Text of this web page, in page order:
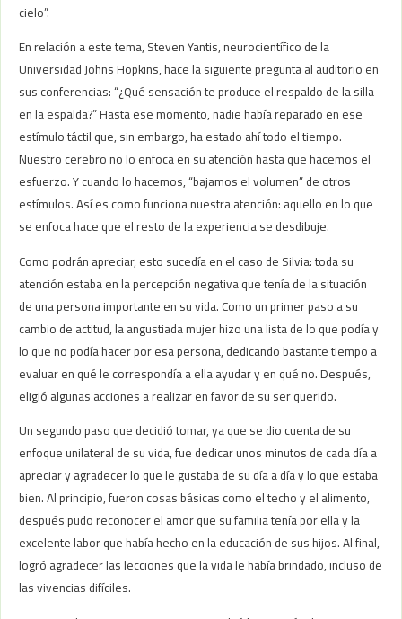
cielo”.
En relación a este tema, Steven Yantis, neurocientífico de la
Universidad Johns Hopkins, hace la siguiente pregunta al auditorio en
sus conferencias: “¿Qué sensación te produce el respaldo de la silla
en la espalda?” Hasta ese momento, nadie había reparado en ese
estímulo táctil que, sin embargo, ha estado ahí todo el tiempo.
Nuestro cerebro no lo enfoca en su atención hasta que hacemos el
esfuerzo. Y cuando lo hacemos, “bajamos el volumen” de otros
estímulos. Así es como funciona nuestra atención: aquello en lo que
se enfoca hace que el resto de la experiencia se desdibuje.
Como podrán apreciar, esto sucedía en el caso de Silvia: toda su
atención estaba en la percepción negativa que tenía de la situación
de una persona importante en su vida. Como un primer paso a su
cambio de actitud, la angustiada mujer hizo una lista de lo que podía y
lo que no podía hacer por esa persona, dedicando bastante tiempo a
evaluar en qué le correspondía a ella ayudar y en qué no. Después,
eligió algunas acciones a realizar en favor de su ser querido.
Un segundo paso que decidió tomar, ya que se dio cuenta de su
enfoque unilateral de su vida, fue dedicar unos minutos de cada día a
apreciar y agradecer lo que le gustaba de su día a día y lo que estaba
bien. Al principio, fueron cosas básicas como el techo y el alimento,
después pudo reconocer el amor que su familia tenía por ella y la
excelente labor que había hecho en la educación de sus hijos. Al final,
logró agradecer las lecciones que la vida le había brindado, incluso de
las vivencias difíciles.